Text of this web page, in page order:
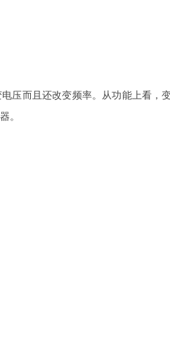
压而且还改变频率。从功能上看，
。